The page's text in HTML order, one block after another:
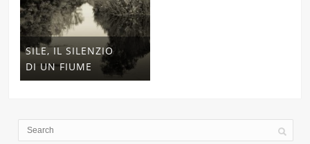
SILE, IL SILENZIO
DI UN FIUME